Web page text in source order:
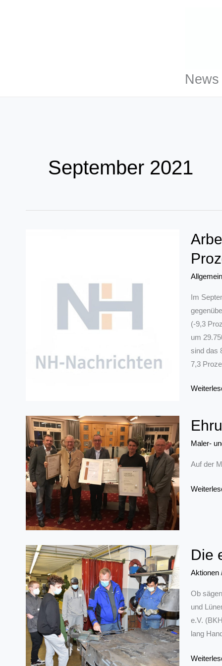
September 2021
Allgemein
Im
(-9,3
um
sind das
7,3
Metropole
Ruhr
Maler-
Auf der
Ehrungen
Die
Aktionen
Ob
und
e.V.
lang
Die